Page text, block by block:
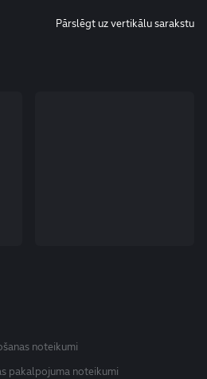
Pārslēgt uz vertikālu sarakstu
noteikumi
pakalpojuma noteikumi